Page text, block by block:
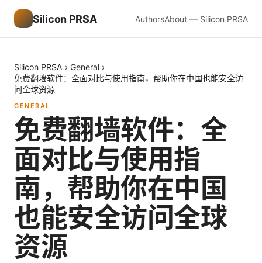
Silicon PRSA AuthorsAbout — Silicon PRSA
Silicon PRSA › General ›
免费翻墙软件：全面对比与使用指南，帮助你在中国也能安全访
问全球资源
GENERAL
免费翻墙软件：全
面对比与使用指
南，帮助你在中国
也能安全访问全球
资源